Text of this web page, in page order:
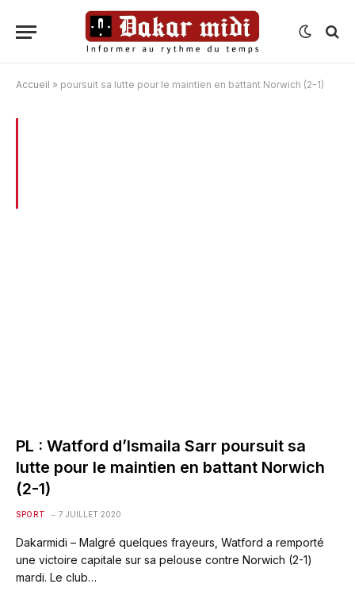
Accueil » poursuit sa lutte pour le maintien en battant Norwich (2-1)
PL : Watford d’Ismaila Sarr poursuit sa
lutte pour le maintien en battant Norwich
(2-1)
SPORT 7 JUILLET 2020
Dakarmidi – Malgré quelques frayeurs, Watford a remporté
une victoire capitale sur sa pelouse contre Norwich (2-1)
mardi. Le club…